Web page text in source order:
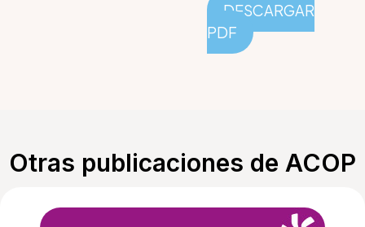
DESCARGAR
PDF
Otras publicaciones de ACOP